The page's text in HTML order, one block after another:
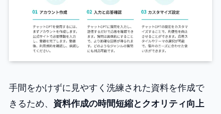
手間をかけずに見やすく洗練された資料を作成で
きるため、 資料作成の時間短縮とクオリティ向上